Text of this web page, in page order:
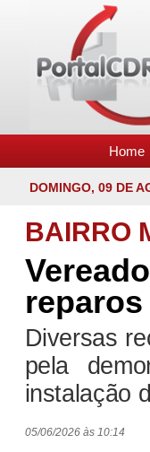
Home
DOMINGO, 09 DE
BAIRRO
Diversas
pela
instalação
05/06/2026 às 10:14